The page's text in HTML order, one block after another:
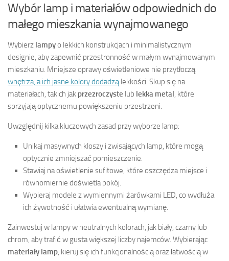
Wybór lamp i materiałów odpowiednich do
małego mieszkania wynajmowanego
Wybierz lampyo lekkich konstrukcjach i minimalistycznym
designie, aby zapewnić przestronność w małym wynajmowanym
mieszkaniu. Mniejsze oprawy oświetleniowe nie przytłoczą
wnętrza, a ich jasne kolory dodadząlekkości. Skup się na
materiałach, takich jak przezroczyste lub lekka metal, które
sprzyjają optycznemu powiększeniu przestrzeni.
Uwzględnij kilka kluczowych zasad przy wyborze lamp:
Unikaj masywnych kloszy i zwisających lamp, które mogą
optycznie zmniejszać pomieszczenie.
Stawiaj na oświetlenie sufitowe, które oszczędza miejsce i
równomiernie doświetla pokój.
Wybieraj modele z wymiennymi żarówkami LED, co wydłuża
ich żywotność i ułatwia ewentualną wymianę.
Zainwestuj w lampy w neutralnych kolorach, jak biały, czarny lub
chrom, aby trafić w gusta większej liczby najemców. Wybierając
materiały lamp, kieruj się ich funkcjonalnością oraz łatwością w